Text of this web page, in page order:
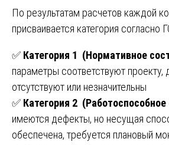
По результатам расчетов каждой
присваивается категория согласно
✅ Категория 1 (Нормативное
параметры соответствуют проекту,
отсутствуют или незначительны
✅ Категория 2
имеются дефекты, но несущая
обеспечена, требуется плановый